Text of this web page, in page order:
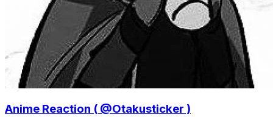
Anime Reaction ( @Otakusticker )